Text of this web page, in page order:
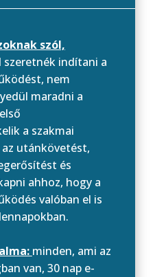
szól,
szeretnék indítani a
nem
maradni a
a szakmai
utánkövetést,
és
ahhoz, hogy a
valóban el is
minden, ami az
van, 30 nap e-